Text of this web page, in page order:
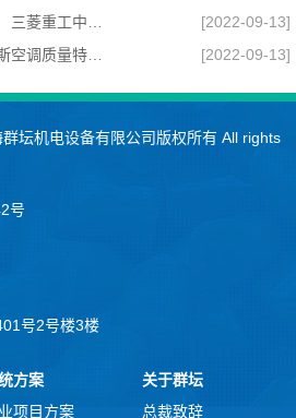
三菱重工中央空调怎么样？ 三菱重工中央空调的特点
[2022-09-13]
AUX空调质量好吗？ 奥克斯空调质量特点介绍
[2022-09-13]
坛机电设备有限公司版权所有 All rights
号
号2号楼3楼
方案
项目方案
关于群坛
总裁致辞